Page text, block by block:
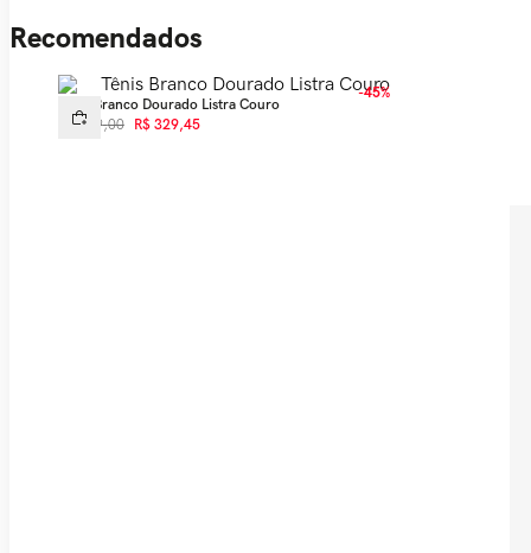
Recomendados
-45%
Tênis Branco Dourado Listra Couro
R$ 599,00 R$ 329,45